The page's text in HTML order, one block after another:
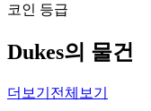
코인 등급
Dukes의 물건
더보기 전체보기